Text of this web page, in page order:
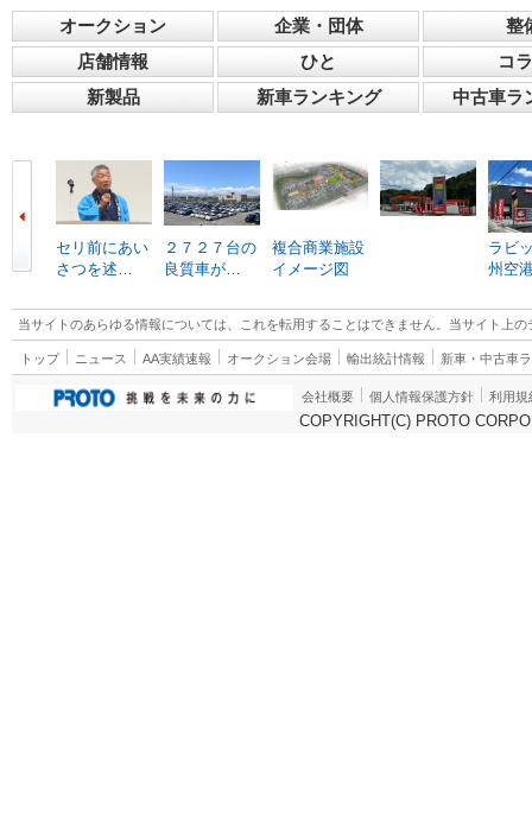
オークション 企業・団体
整
店舗情報
ひと
コ
新製品
新車ランキング 中古車ラ
セリ前にあい
さつを述…
２７２７台の
良質車が…
複合商業施設
イメージ図
ラビ
州空
当サイトのあらゆる情報については、これを転用することはできません。当サイト上
トップ ニュース AA実績速報 オークション会場 輸出統計情報 新車・中古車
会社概要 個人情報保護方針 利用規
COPYRIGHT(C) PROTO